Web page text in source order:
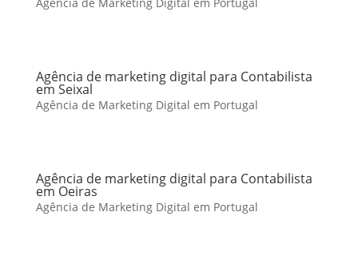
Agência de marketing digital para Contabilista
em Seixal
Agência de Marketing Digital em Portugal
Agência de marketing digital para Contabilista
em Oeiras
Agência de Marketing Digital em Portugal